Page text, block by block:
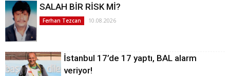
SALAH BİR RİSK Mİ?
Ferhan Tezcan 10.08.2026
İstanbul 17’de 17 yaptı, BAL alarm
veriyor!